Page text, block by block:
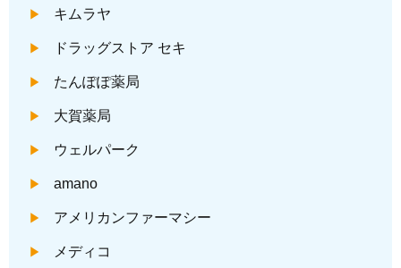
キムラヤ
ドラッグストア セキ
たんぽぽ薬局
大賀薬局
ウェルパーク
amano
アメリカンファーマシー
メディコ